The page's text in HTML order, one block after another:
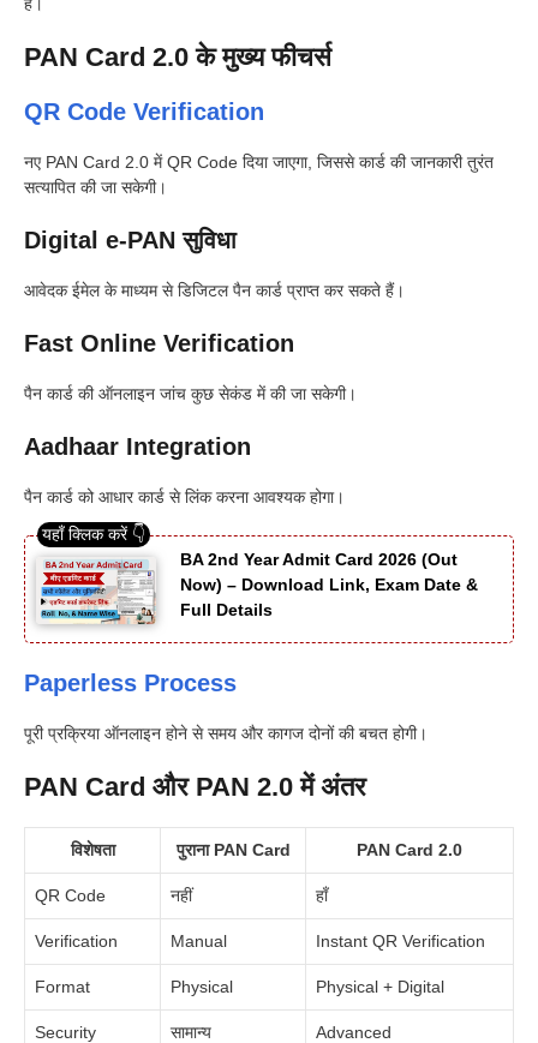
PAN Card 2.0 के मुख्य फीचर्स
QR Code Verification
नए PAN Card 2.0 में QR Code दिया जाएगा, जिससे कार्ड की जानकारी तुरंत
सत्यापित की जा सकेगी।
Digital e-PAN सुविधा
आवेदक ईमेल के माध्यम से डिजिटल पैन कार्ड प्राप्त कर सकते हैं।
Fast Online Verification
पैन कार्ड की ऑनलाइन जांच कुछ सेकंड में की जा सकेगी।
Aadhaar Integration
पैन कार्ड को आधार कार्ड से लिंक करना आवश्यक होगा।
BA 2nd Year Admit Card 2026 (Out
Now) – Download Link, Exam Date &
Full Details
Paperless Process
पूरी प्रक्रिया ऑनलाइन होने से समय और कागज दोनों की बचत होगी।
PAN Card और PAN 2.0 में अंतर
विशेषता पुराना PAN Card PAN Card 2.0
QR Code नहीं हाँ
Verification Manual Instant QR Verification
Format Physical Physical + Digital
Security सामान्य Advanced